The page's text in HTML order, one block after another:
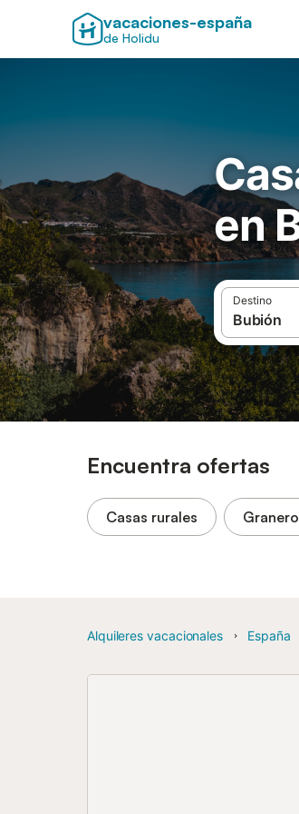
vacaciones-españa
de Holidu
en
Destino
Encuentra ofertas
Casas rurales
Alquileres vacacionales España